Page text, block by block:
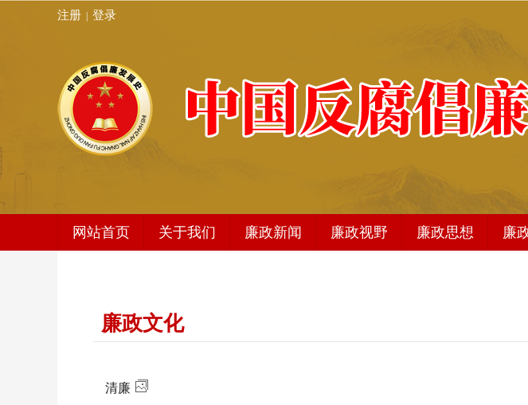
注册 登录
网站首页 关于我们
编委会架构
廉政新闻 廉政视野 廉政思想 廉
廉政文化
清廉